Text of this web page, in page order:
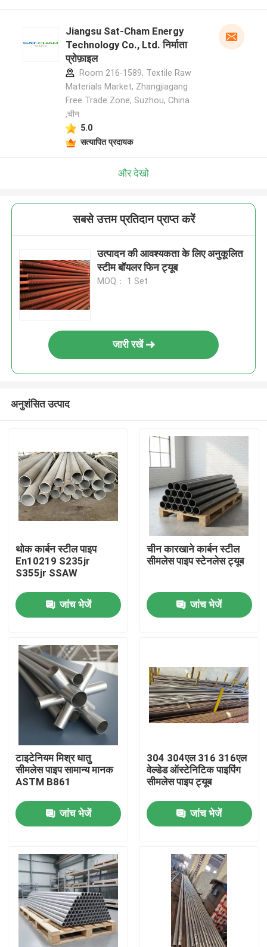
हमारे बारे में
कारखाने का दौरा
गुणवत्ता नियंत्रण
बॉयलर स्पेयर पार्ट्स
बॉयलर झिल्ली की दीवार
बॉयलर स्टैक इकोनॉमिज़र
बॉयलर फिन ट्यूब
Jiangsu Sat-Cham Energy
Technology Co., Ltd. निर्माता
प्रोफ़ाइल
Room 216-1589, Textile Raw
Materials Market, Zhangjiagang
Free Trade Zone, Suzhou, China
,चीन
5.0
सत्यापित प्रदायक
और देखो
सबसे उत्तम प्रतिदान प्राप्त करें
उत्पादन की आवश्यकता के लिए अनुकूलित
स्टीम बॉयलर फिन ट्यूब
MOQ： 1 Set
जारी रखें
अनुशंसित उत्पाद
थोक कार्बन स्टील पाइप
En10219 S235jr
S355jr SSAW
जांच भेजें
चीन कारखाने कार्बन स्टील
सीमलेस पाइप स्टेनलेस ट्यूब
जांच भेजें
टाइटेनियम मिश्र धातु
सीमलेस पाइप सामान्य मानक
ASTM B861
जांच भेजें
304 304एल 316 316एल
वेल्डेड ऑस्टेनिटिक पाइपिंग
सीमलेस पाइप ट्यूब
जांच भेजें